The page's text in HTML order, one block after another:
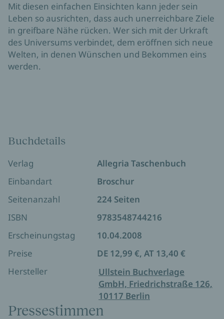
Mit diesen einfachen Einsichten kann jeder sein
Leben so ausrichten, dass auch unerreichbare Ziele
in greifbare Nähe rücken. Wer sich mit der Urkraft
des Universums verbindet, dem eröffnen sich neue
Welten, in denen Wünschen und Bekommen eins
werden.
Buchdetails
Verlag
Allegria Taschenbuch
Einbandart
Broschur
Seitenanzahl
224 Seiten
ISBN
9783548744216
Erscheinungstag
10.04.2008
Preise
DE 12,99 €, AT 13,40 €
Hersteller
Ullstein Buchverlage
GmbH, Friedrichstraße 126,
10117 Berlin
Pressestimmen